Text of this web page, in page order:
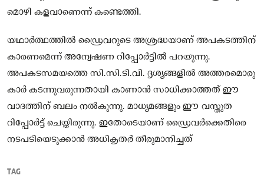
മൊഴി കളവാണെന്ന് കണ്ടെത്തി.
യഥാർത്ഥത്തിൽ ഡ്രൈവറുടെ അശ്രദ്ധയാണ് അപകടത്തിന്
കാരണമെന്ന് അന്വേഷണ റിപ്പോർട്ടിൽ പറയുന്നു.
അപകടസമയത്തെ സി.സി.ടി.വി. ദൃശ്യങ്ങളിൽ അത്തരമൊരു
കാർ കടന്നുവരുന്നതായി കാണാൻ സാധിക്കാത്തത് ഈ
വാദത്തിന് ബലം നൽകുന്നു. മാധ്യമങ്ങളും ഈ വസ്തുത
റിപ്പോർട്ട് ചെയ്തിരുന്നു. ഇതോടെയാണ് ഡ്രൈവർക്കെതിരെ
നടപടിയെടുക്കാൻ അധികൃതർ തീരുമാനിച്ചത്
TAG